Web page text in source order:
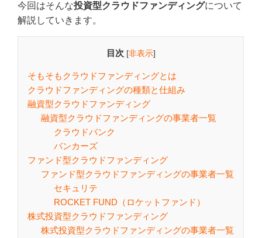
今回はそんな投資型クラウドファンディングについて
解説していきます。
目次 [非表示]
そもそもクラウドファンディングとは
クラウドファンディングの種類と仕組み
融資型クラウドファンディング
融資型クラウドファンディングの事業者一覧
クラウドバンク
バンカーズ
ファンド型クラウドファンディング
ファンド型クラウドファンディングの事業者一覧
セキュリテ
ROCKET FUND（ロケットファンド）
株式投資型クラウドファンディング
株式投資型クラウドファンディングの事業者一覧